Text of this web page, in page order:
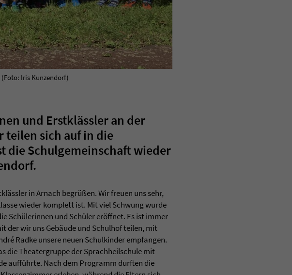
Iris Kunzendorf)
und Erstklässler an der
teilen sich auf in die
die Schulgemeinschaft wieder
in Arnach begrüßen. Wir freuen uns sehr,
wieder komplett ist. Mit viel Schwung wurde
Schülerinnen und Schüler eröffnet. Es ist immer
der wir uns Gebäude und Schulhof teilen, mit
Radke unsere neuen Schulkinder empfangen.
die Theatergruppe der Sprachheilschule mit
aufführte. Nach dem Programm durften die